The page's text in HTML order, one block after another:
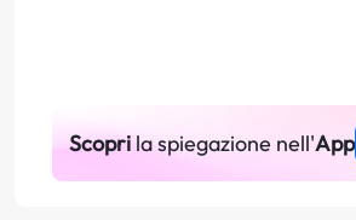
Scoprila spiegazione nell'App